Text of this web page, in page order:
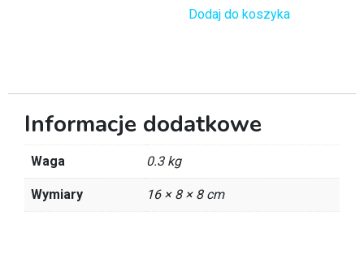
Dodaj do koszyka
Informacje dodatkowe
Waga 0.3 kg
Wymiary 16 × 8 × 8 cm